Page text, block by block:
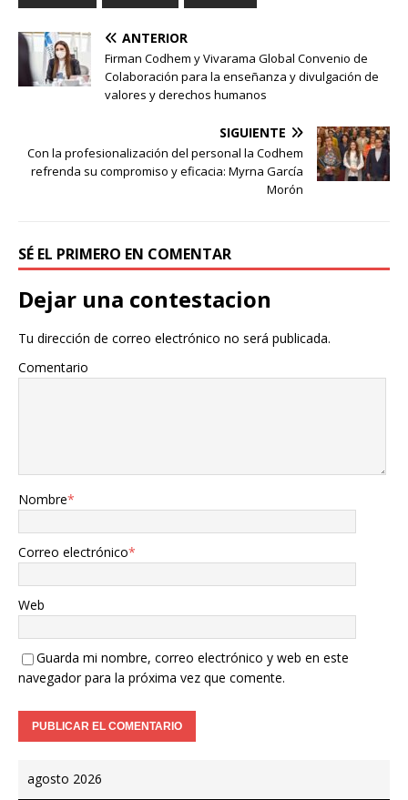
ANTERIOR
Firman Codhem y Vivarama Global Convenio de
Colaboración para la enseñanza y divulgación de
valores y derechos humanos
SIGUIENTE
Con la profesionalización del personal la Codhem
refrenda su compromiso y eficacia: Myrna García
Morón
SÉ EL PRIMERO EN COMENTAR
Dejar una contestacion
Tu dirección de correo electrónico no será publicada.
Comentario
Nombre*
Correo electrónico*
Web
Guarda mi nombre, correo electrónico y web en este
navegador para la próxima vez que comente.
agosto 2026